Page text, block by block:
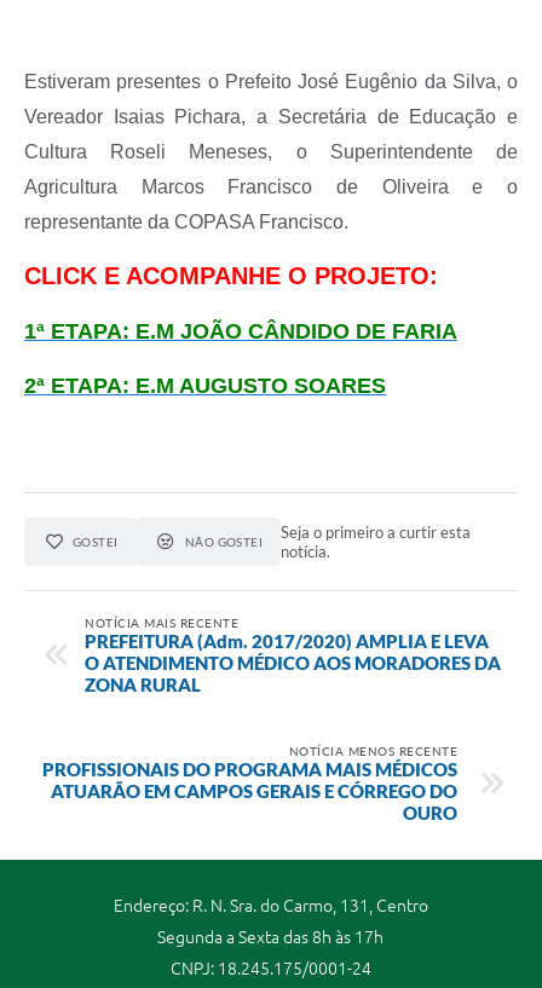
Estiveram presentes o Prefeito José Eugênio da Silva, o
Vereador Isaias Pichara, a Secretária de Educação e
Cultura Roseli Meneses, o Superintendente de
Agricultura Marcos Francisco de Oliveira e o
representante da COPASA Francisco.
CLICK E ACOMPANHE O PROJETO:
1ª ETAPA: E.M JOÃO CÂNDIDO DE FARIA
2ª ETAPA: E.M AUGUSTO SOARES
GOSTEI NÃO GOSTEI
Seja o primeiro a curtir esta
notícia.
NOTÍCIA MAIS RECENTE
PREFEITURA (Adm. 2017/2020) AMPLIA E LEVA
O ATENDIMENTO MÉDICO AOS MORADORES DA
ZONA RURAL
NOTÍCIA MENOS RECENTE
PROFISSIONAIS DO PROGRAMA MAIS MÉDICOS
ATUARÃO EM CAMPOS GERAIS E CÓRREGO DO
OURO
Endereço: R. N. Sra. do Carmo, 131, Centro
Segunda a Sexta das 8h às 17h
CNPJ: 18.245.175/0001-24